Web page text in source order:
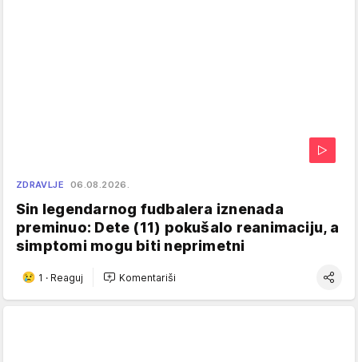
ZDRAVLJE 06.08.2026.
Sin legendarnog fudbalera iznenada
preminuo: Dete (11) pokušalo reanimaciju, a
simptomi mogu biti neprimetni
1 · Reaguj Komentariši